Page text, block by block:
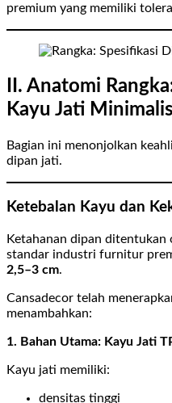
premium yang memiliki
II. Anatomi
Kayu Jati
Bagian ini menonjolkan
dipan jati.
Ketebalan Kayu dan
Ketahanan dipan ditentukan
standar industri furnitur
2,5–3 cm.
Cansadecor telah
menambahkan:
1. Bahan Utama: Kayu Jati
Kayu jati memiliki:
densitas tinggi